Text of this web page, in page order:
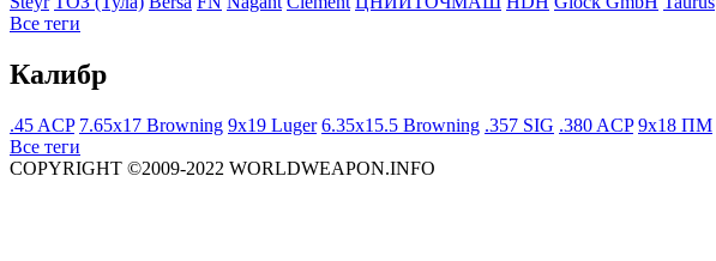
Все теги
Калибр
.45 ACP 7.65x17 Browning 9x19 Luger 6.35x15.5 Browning .357 SIG .380 ACP 9x18 ПМ
Все теги
COPYRIGHT ©2009-2022 WORLDWEAPON.INFO